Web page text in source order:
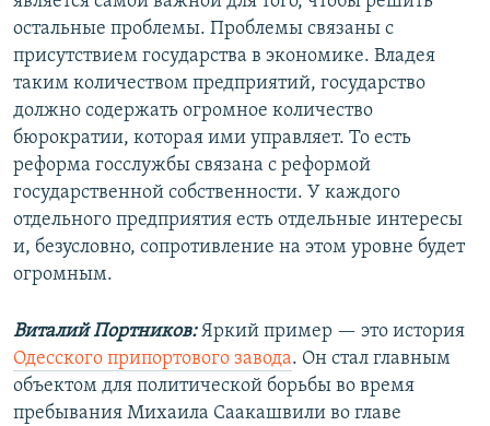
остальные проблемы. Проблемы связаны с
присутствием государства в экономике. Владея
таким количеством предприятий, государство
должно содержать огромное количество
бюрократии, которая ими управляет. То есть
реформа госслужбы связана с реформой
государственной собственности. У каждого
отдельного предприятия есть отдельные интересы
и, безусловно, сопротивление на этом уровне будет
огромным.
Виталий Портников:Яркий пример — это история
Одесского припортового завода. Он стал главным
объектом для политической борьбы во время
пребывания Михаила Саакашвили во главе